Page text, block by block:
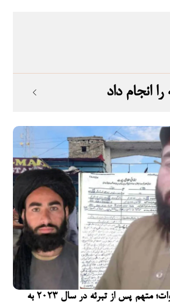
حمله انتحاری سوات؛ متهم پس از تبرئه در سال ۲۰۲۳ به